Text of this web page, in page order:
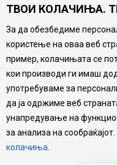
Настојуваме да
производите,
можеме да
комплетни и без
нашата понуда, но
ТВОИ КОЛАЧИЊА.
За да обезбедиме
користење на оваа веб
пример, колачињата се
кои производи ги имаш
употребуваме за
да ја одржиме веб
унапредување на
за анализа на
колачиња